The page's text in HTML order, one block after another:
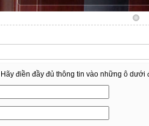
Hãy điền đầy đủ thông tin vào những ô dưới